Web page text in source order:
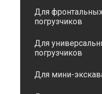
Для
погрузчиков
Для
погрузчиков
Для мини-